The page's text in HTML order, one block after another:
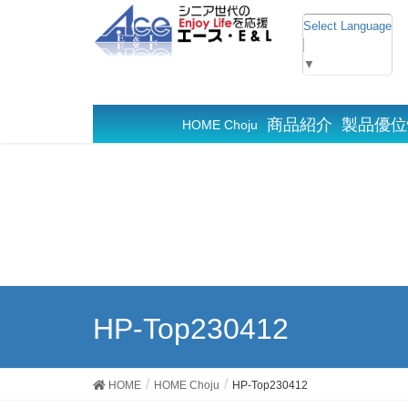
Select Language
▼
HOME Choju 商品紹介 製品優
HP-Top230412
HOME HOME Choju HP-Top230412